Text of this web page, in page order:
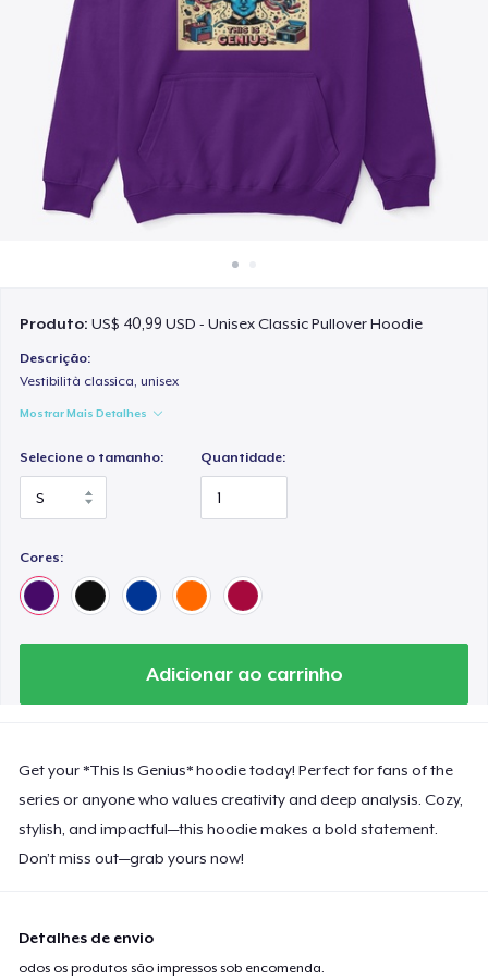
Venda em todo lugar
Produto:US$ 40,99 USD - Unisex Classic Pullover Hoodie
Descrição:
Vestibilità classica, unisex
Mostrar Mais Detalhes
Selecione o tamanho: Quantidade:
Cores:
Adicionar ao carrinho
Get your *This Is Genius* hoodie today! Perfect for fans of the
series or anyone who values creativity and deep analysis. Cozy,
stylish, and impactful—this hoodie makes a bold statement.
Don’t miss out—grab yours now!
Detalhes de envio
odos os produtos são impressos sob encomenda.